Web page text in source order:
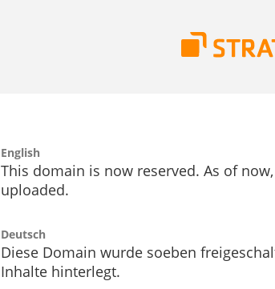
English
This domain is now reserved. As of
uploaded.
Deutsch
Diese Domain wurde soeben
Inhalte hinterlegt.